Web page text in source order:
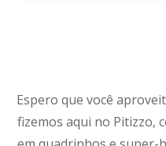
Espero que você
fizemos aqui no Pitizzo,